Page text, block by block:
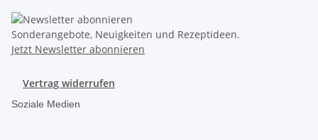
Sonderangebote, Neuigkeiten und Rezeptideen.
Jetzt Newsletter abonnieren
Vertrag widerrufen
Soziale Medien